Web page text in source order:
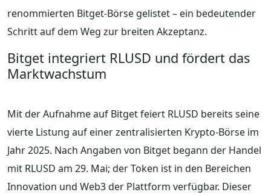
renommierten Bitget-Börse gelistet – ein bedeutender
Schritt auf dem Weg zur breiten Akzeptanz.
Bitget integriert RLUSD und fördert das
Marktwachstum
Mit der Aufnahme auf Bitget feiert RLUSD bereits seine
vierte Listung auf einer zentralisierten Krypto-Börse im
Jahr 2025. Nach Angaben von Bitget begann der Handel
mit RLUSD am 29. Mai; der Token ist in den Bereichen
Innovation und Web3 der Plattform verfügbar. Dieser